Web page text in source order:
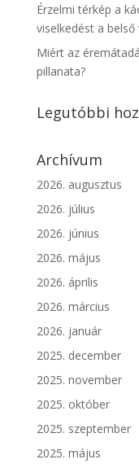
Érzelmi térkép a
viselkedést a belső
Miért az
pillanata?
Legutóbbi
Archívum
2026. augusztus
2026. július
2026. június
2026. május
2026. április
2026. március
2026. január
2025. december
2025. november
2025. október
2025. szeptember
2025. május